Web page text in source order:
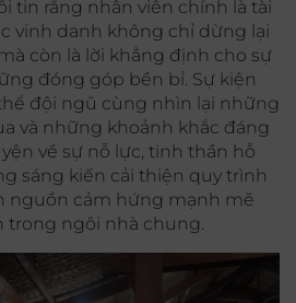
tin rằng nhân viên chính là tài
vinh danh không chỉ dừng lại
còn là lời khẳng định cho sự
đóng góp bền bỉ. Sự kiện
đội ngũ cùng nhìn lại những
và những khoảnh khắc đáng
về sự nỗ lực, tinh thần hỗ
sáng kiến cải thiện quy trình
nguồn cảm hứng mạnh mẽ
trong ngôi nhà chung.